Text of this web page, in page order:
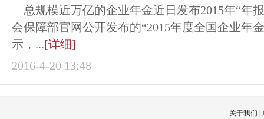
总规模近万亿的企业年金近日发布2015年“年
会保障部官网公开发布的“2015年度全国企业年
示，...[详细]
2016-4-20 13:48
关于我们